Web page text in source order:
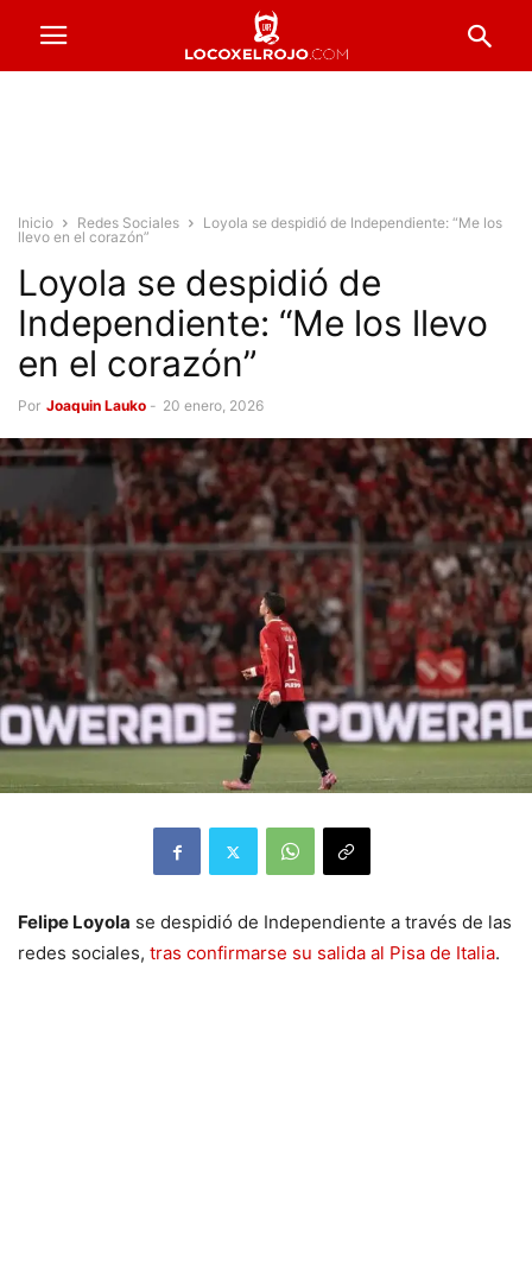
Inicio Redes Sociales
Loyola se despidió de Independiente: “Me los
llevo en el corazón”
Loyola se despidió de
Independiente: “Me los llevo
en el corazón”
Por Joaquin Lauko - 20 enero, 2026
Felipe Loyola se despidió de Independiente a través de las
redes sociales, tras confirmarse su salida al Pisa de Italia.